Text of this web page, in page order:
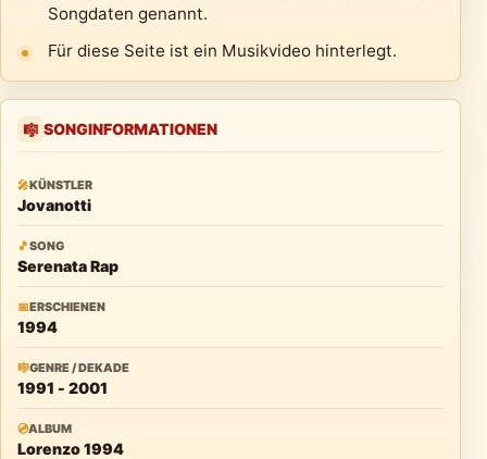
Songdaten genannt.
Für diese Seite ist ein Musikvideo hinterlegt.
🎼 SONGINFORMATIONEN
🎤KÜNSTLER
Jovanotti
🎵SONG
Serenata Rap
📅ERSCHIENEN
1994
🎼GENRE / DEKADE
1991 - 2001
💿ALBUM
Lorenzo 1994